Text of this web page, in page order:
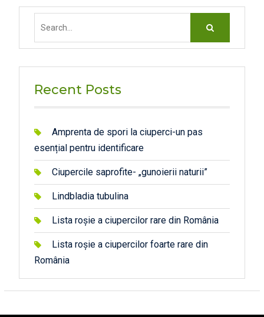
Recent Posts
Amprenta de spori la ciuperci-un pas
esențial pentru identificare
Ciupercile saprofite- „gunoierii naturii”
Lindbladia tubulina
Lista roșie a ciupercilor rare din România
Lista roșie a ciupercilor foarte rare din
România